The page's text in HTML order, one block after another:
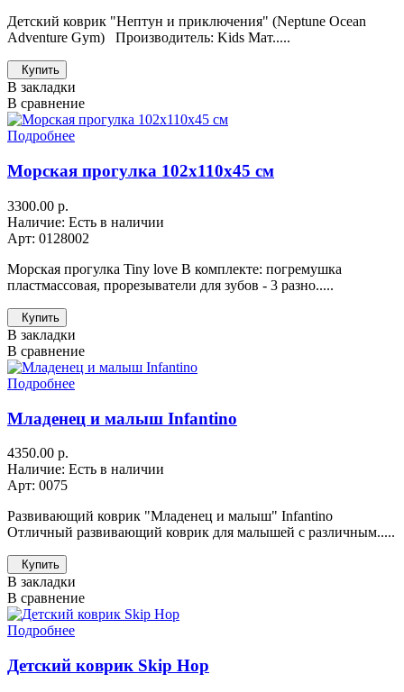
Детский коврик "Нептун и приключения" (Neptune Ocean
Adventure Gym) Производитель: Kids Мат.....
Купить
В закладки
В сравнение
Подробнее
Морская прогулка 102х110х45 см
3300.00 р.
Наличие: Есть в наличии
Арт: 0128002
Морская прогулка Tiny love В комплекте: погремушка
пластмассовая, прорезыватели для зубов - 3 разно.....
Купить
В закладки
В сравнение
Подробнее
Младенец и малыш Infantino
4350.00 р.
Наличие: Есть в наличии
Арт: 0075
Развивающий коврик "Младенец и малыш" Infantino
Отличный развивающий коврик для малышей с различным.....
Купить
В закладки
В сравнение
Подробнее
Детский коврик Skip Hop